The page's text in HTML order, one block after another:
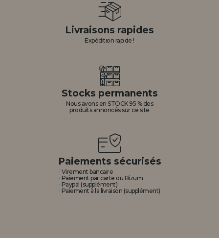
Livraisons rapides
Expédition rapide !
Stocks permanents
Nous avons en STOCK 95 % des
produits annoncés sur ce site
Paiements sécurisés
· Virement bancaire
· Paiement par carte ou Bizum
· Paypal (supplément)
· Paiement à la livraison (supplément)